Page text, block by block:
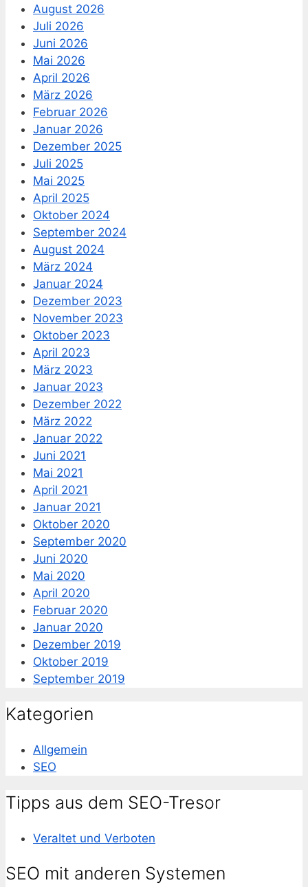
August 2026
Juli 2026
Juni 2026
Mai 2026
April 2026
März 2026
Februar 2026
Januar 2026
Dezember 2025
Juli 2025
Mai 2025
April 2025
Oktober 2024
September 2024
August 2024
März 2024
Januar 2024
Dezember 2023
November 2023
Oktober 2023
April 2023
März 2023
Januar 2023
Dezember 2022
März 2022
Januar 2022
Juni 2021
Mai 2021
April 2021
Januar 2021
Oktober 2020
September 2020
Juni 2020
Mai 2020
April 2020
Februar 2020
Januar 2020
Dezember 2019
Oktober 2019
September 2019
Kategorien
Allgemein
SEO
Tipps aus dem SEO-Tresor
Veraltet und Verboten
SEO mit anderen Systemen